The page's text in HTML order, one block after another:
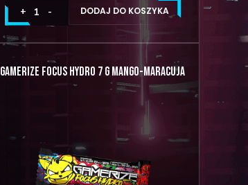
DODAJ DO KOSZYKA
GAMERIZE FOCUS HYDRO 7 G MANGO-MARACUJA